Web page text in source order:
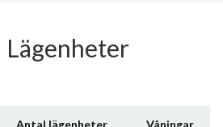
Lägenheter
Antal lägenheter Våningar